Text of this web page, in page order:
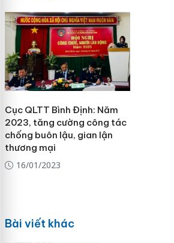
Cục QLTT Bình Định: Năm
2023, tăng cường công tác
chống buôn lậu, gian lận
thương mại
16/01/2023
Bài viết khác